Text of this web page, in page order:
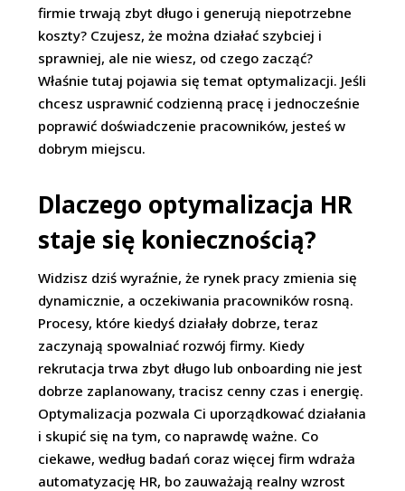
firmie trwają zbyt długo i generują niepotrzebne
koszty? Czujesz, że można działać szybciej i
sprawniej, ale nie wiesz, od czego zacząć?
Właśnie tutaj pojawia się temat optymalizacji. Jeśli
chcesz usprawnić codzienną pracę i jednocześnie
poprawić doświadczenie pracowników, jesteś w
dobrym miejscu.
Dlaczego optymalizacja HR
staje się koniecznością?
Widzisz dziś wyraźnie, że rynek pracy zmienia się
dynamicznie, a oczekiwania pracowników rosną.
Procesy, które kiedyś działały dobrze, teraz
zaczynają spowalniać rozwój firmy. Kiedy
rekrutacja trwa zbyt długo lub onboarding nie jest
dobrze zaplanowany, tracisz cenny czas i energię.
Optymalizacja pozwala Ci uporządkować działania
i skupić się na tym, co naprawdę ważne. Co
ciekawe, według badań coraz więcej firm wdraża
automatyzację HR, bo zauważają realny wzrost